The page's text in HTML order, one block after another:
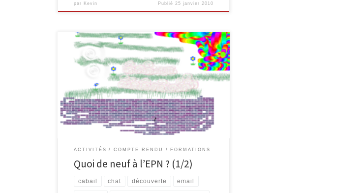
par Kevin Publié 25 janvier 2010
Ces dernières semaines, l’EPN a été actif sur plusieurs
plans. Ainsi, les trois premières séances d’une
formation visant la découverte d’Internet ont eu lieu,
ainsi que des animations d’éducation aux médias et
aux dangers d’Internet, en collaboration avec des
classes de l’enseignement secondaire. Comme
promis, voici un petit compte-rendu des […]
ACTIVITÉS COMPTE RENDU FORMATIONS
Quoi de neuf à l’EPN ? (1/2)
cabail chat découverte email